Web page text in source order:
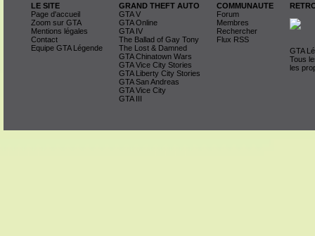
LE SITE
Page d'accueil
Zoom sur GTA
Mentions légales
Contact
Equipe GTA Légende
GRAND THEFT AUTO
GTA V
GTA Online
GTA IV
The Ballad of Gay Tony
The Lost & Damned
GTA Chinatown Wars
GTA Vice City Stories
GTA Liberty City Stories
GTA San Andreas
GTA Vice City
GTA III
COMMUNAUTE
Forum
Membres
Rechercher
Flux RSS
GTA
Tous
les